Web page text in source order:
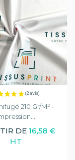
210 Gr/m² -
DE 16,58 €
HT